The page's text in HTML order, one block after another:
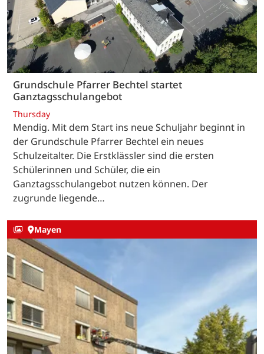
Grundschule Pfarrer Bechtel startet
Ganztagsschulangebot
Thursday
Mendig. Mit dem Start ins neue Schuljahr beginnt in
der Grundschule Pfarrer Bechtel ein neues
Schulzeitalter. Die Erstklässler sind die ersten
Schülerinnen und Schüler, die ein
Ganztagsschulangebot nutzen können. Der
zugrunde liegende…
Mayen